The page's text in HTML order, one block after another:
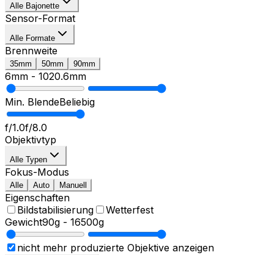
Alle Bajonette
Sensor-Format
Alle Formate
Brennweite
35mm 50mm 90mm
6mm - 1020.6mm
Min. BlendeBeliebig
f/1.0f/8.0
Objektivtyp
Alle Typen
Fokus-Modus
Alle Auto Manuell
Eigenschaften
Bildstabilisierung
Wetterfest
Gewicht90g - 16500g
nicht mehr produzierte Objektive anzeigen